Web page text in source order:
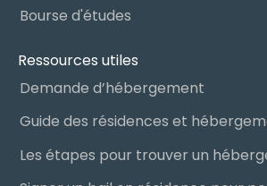
Bourse d'études
Ressources utiles
Demande d’hébergement
Guide des résidences et